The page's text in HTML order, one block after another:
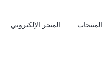
المنتجات المتجر الإلكتروني